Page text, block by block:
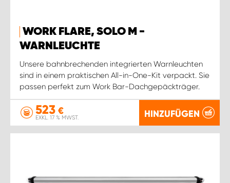
WORK FLARE, SOLO M -
WARNLEUCHTE
Unsere bahnbrechenden integrierten Warnleuchten
sind in einem praktischen All-in-One-Kit verpackt. Sie
passen perfekt zum Work Bar-Dachgepäckträger.
523 €
EXKL. 17 % MWST. HINZUFÜGEN